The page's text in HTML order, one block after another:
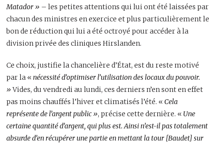
Matador » – les petites attentions qui lui ont été laissées par
chacun des ministres en exercice et plus particulièrement le
bon de réduction qui lui a été octroyé pour accéder à la
division privée des cliniques Hirslanden.
Ce choix, justifie la chancelière d’État, est du reste motivé
par la «nécessité d’optimiser l’utilisation des locaux du pouvoir.
»Vides, du vendredi au lundi, ces derniers n’en sont en effet
pas moins chauffés l’hiver et climatisés l’été. «Cela
représente de l’argent public », précise cette dernière. « Une
certaine quantité d’argent, qui plus est. Ainsi n’est-il pas totalement
absurde d’en récupérer une partie en mettant la tour [Baudet] sur